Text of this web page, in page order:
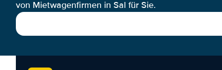
von Mietwagenfirmen in Sal für Sie.